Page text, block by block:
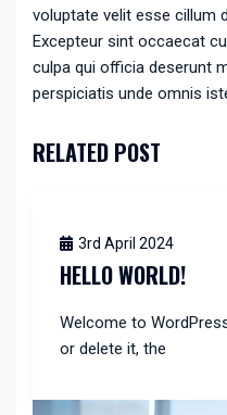
voluptate velit esse cillum
Excepteur sint occaecat
culpa qui officia deserunt
perspiciatis unde omnis
RELATED POST
3rd April 2024
HELLO WORLD!
Welcome to
or delete it, the